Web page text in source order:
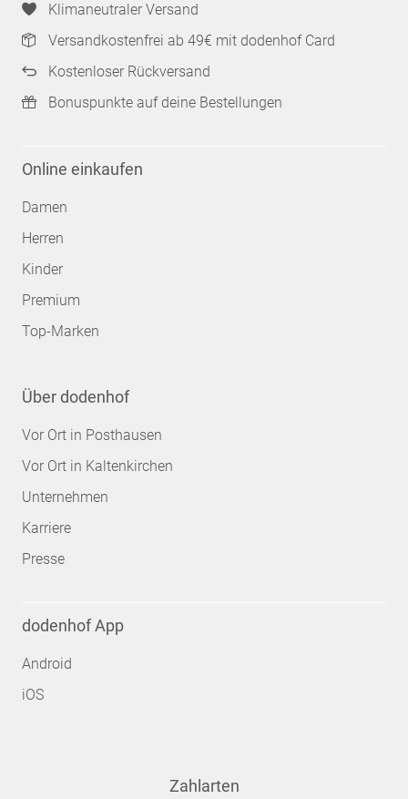
Klimaneutraler Versand
Versandkostenfrei ab 49€ mit dodenhof Card
Kostenloser Rückversand
Bonuspunkte auf deine Bestellungen
Online einkaufen
Damen
Herren
Kinder
Premium
Top-Marken
Über dodenhof
Vor Ort in Posthausen
Vor Ort in Kaltenkirchen
Unternehmen
Karriere
Presse
dodenhof App
Android
iOS
Zahlarten